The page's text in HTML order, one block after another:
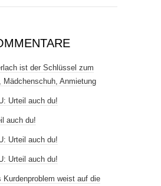
ist der Schlüssel zum
Mädchenschuh, Anmietung
Urteil auch du!
auch du!
Urteil auch du!
Urteil auch du!
Kurdenproblem weist auf die